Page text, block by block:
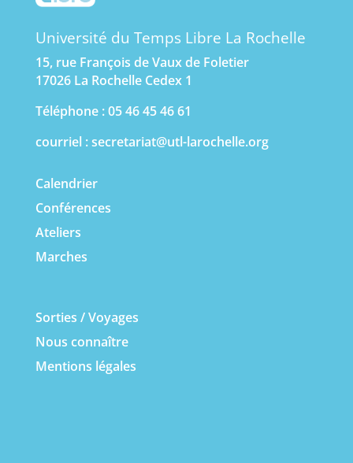
Université du Temps Libre La Rochelle
15, rue François de Vaux de Foletier
17026 La Rochelle Cedex 1
Téléphone : 05 46 45 46 61
courriel :secretariat@utl-larochelle.org
Calendrier
Conférences
Ateliers
Marches
Sorties / Voyages
Nous connaître
Mentions légales